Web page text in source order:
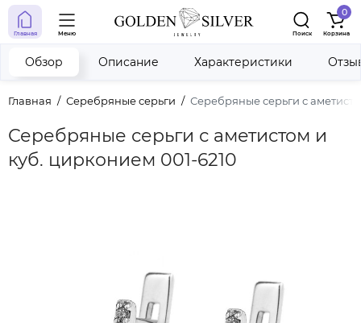
Главная Меню Поиск
0
Корзина
Главная Серебряные серьги Серебряные серьги с
Серебряные серьги с аметистом и
куб. цирконием 001-6210
Обзор Описание Характеристики